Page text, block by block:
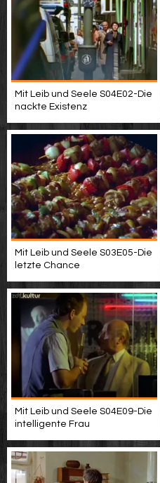
Mit Leib und Seele S04E02-Die
nackte Existenz
Mit Leib und Seele S03E05-Die
letzte Chance
Mit Leib und Seele S04E09-Die
intelligente Frau